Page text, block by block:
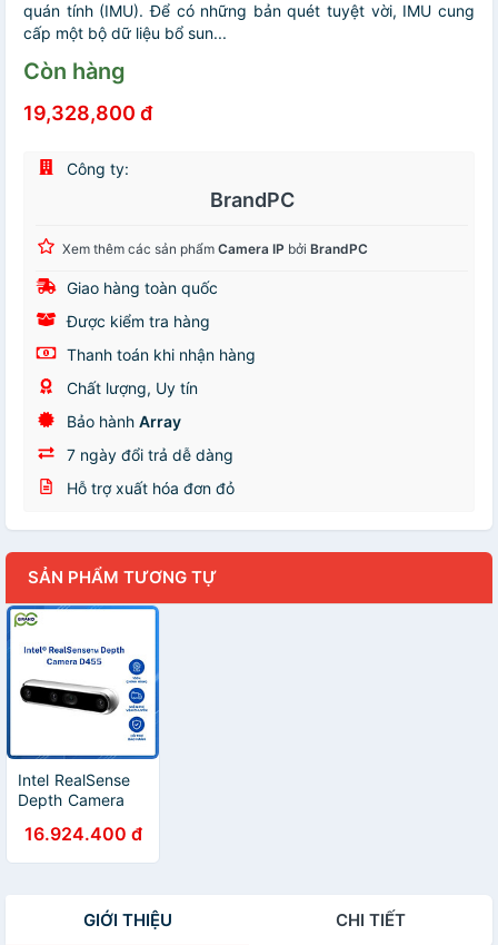
quán tính (IMU). Để có những bản quét tuyệt vời, IMU cung
cấp một bộ dữ liệu bổ sun...
Còn hàng
19,328,800 đ
Công ty:
BrandPC
Xem thêm các sản phẩm Camera IP bởi BrandPC
Giao hàng toàn quốc
Được kiểm tra hàng
Thanh toán khi nhận hàng
Chất lượng, Uy tín
Bảo hành Array
7 ngày đổi trả dễ dàng
Hỗ trợ xuất hóa đơn đỏ
SẢN PHẨM TƯƠNG TỰ
Intel RealSense
Depth Camera
Chính Hãng
16.924.400 đ
GIỚI THIỆU CHI TIẾT